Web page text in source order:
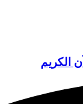
الكريم